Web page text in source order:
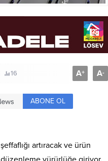
16 A+ A-
ABONE OL
artıracak ve ürün